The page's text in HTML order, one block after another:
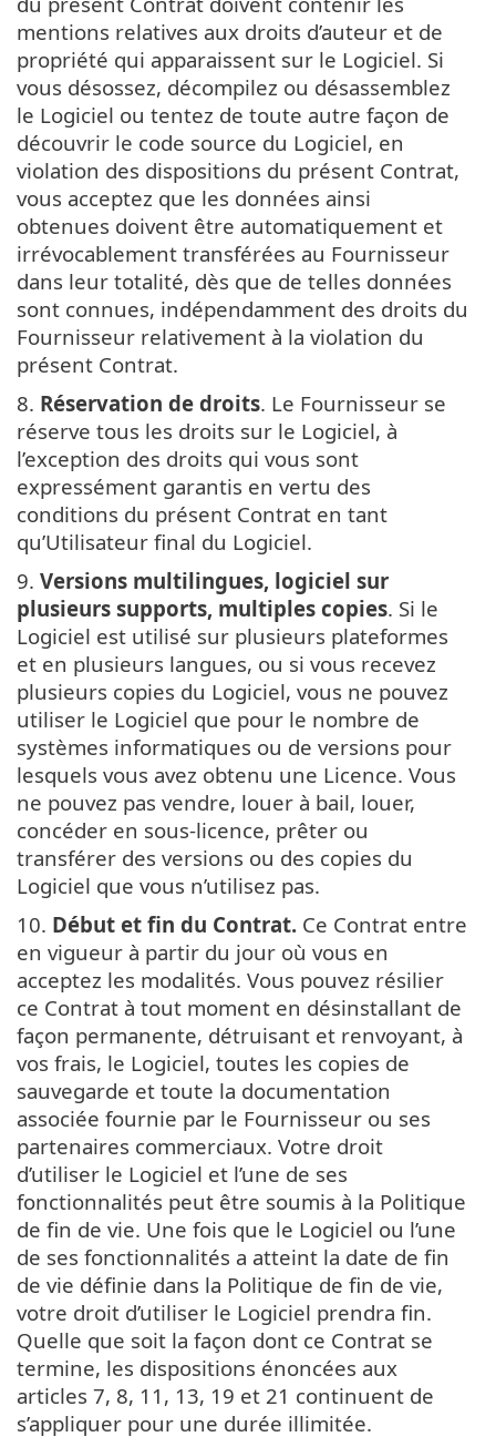
mentions relatives aux droits d’auteur et de
propriété qui apparaissent sur le Logiciel. Si
vous désossez, décompilez ou désassemblez
le Logiciel ou tentez de toute autre façon de
découvrir le code source du Logiciel, en
violation des dispositions du présent Contrat,
vous acceptez que les données ainsi
obtenues doivent être automatiquement et
irrévocablement transférées au Fournisseur
dans leur totalité, dès que de telles données
sont connues, indépendamment des droits du
Fournisseur relativement à la violation du
présent Contrat.
8. Réservation de droits. Le Fournisseur se
réserve tous les droits sur le Logiciel, à
l’exception des droits qui vous sont
expressément garantis en vertu des
conditions du présent Contrat en tant
qu’Utilisateur final du Logiciel.
9. Versions multilingues, logiciel sur
plusieurs supports, multiples copies. Si le
Logiciel est utilisé sur plusieurs plateformes
et en plusieurs langues, ou si vous recevez
plusieurs copies du Logiciel, vous ne pouvez
utiliser le Logiciel que pour le nombre de
systèmes informatiques ou de versions pour
lesquels vous avez obtenu une Licence. Vous
ne pouvez pas vendre, louer à bail, louer,
concéder en sous-licence, prêter ou
transférer des versions ou des copies du
Logiciel que vous n’utilisez pas.
10. Début et fin du Contrat. Ce Contrat entre
en vigueur à partir du jour où vous en
acceptez les modalités. Vous pouvez résilier
ce Contrat à tout moment en désinstallant de
façon permanente, détruisant et renvoyant, à
vos frais, le Logiciel, toutes les copies de
sauvegarde et toute la documentation
associée fournie par le Fournisseur ou ses
partenaires commerciaux. Votre droit
d’utiliser le Logiciel et l’une de ses
fonctionnalités peut être soumis à la Politique
de fin de vie. Une fois que le Logiciel ou l’une
de ses fonctionnalités a atteint la date de fin
de vie définie dans la Politique de fin de vie,
votre droit d’utiliser le Logiciel prendra fin.
Quelle que soit la façon dont ce Contrat se
termine, les dispositions énoncées aux
articles 7, 8, 11, 13, 19 et 21 continuent de
s’appliquer pour une durée illimitée.